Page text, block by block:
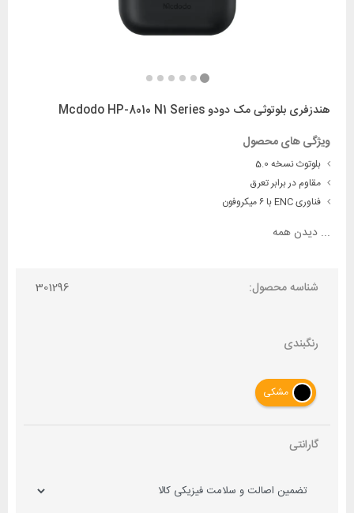
هندزفری بلوتوثی مک دودو Mcdodo HP-8010 N1 Series
ویژگی های محصول
بلوتوث نسخه 5.0
مقاوم در برابر تعرق
فناوری ENC با ۶ میکروفون
... دیدن همه
شناسه محصول: 301296
رنگبندی
مشکی
گارانتی